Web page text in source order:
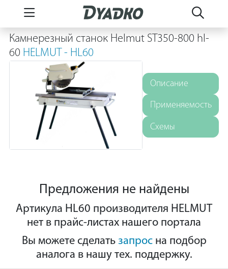
Камнерезный cтанок Helmut ST350-800 hl-
60 HELMUT - HL60
Описание
Применяемость
Схемы
Предложения не найдены
Артикула HL60 производителя HELMUT
нет в прайс-листах нашего портала
Вы можете сделать запросна подбор
аналога в нашу тех. поддержку.